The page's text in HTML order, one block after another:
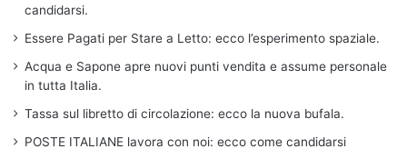
candidarsi.
Essere Pagati per Stare a Letto: ecco l’esperimento spaziale.
Acqua e Sapone apre nuovi punti vendita e assume personale
in tutta Italia.
Tassa sul libretto di circolazione: ecco la nuova bufala.
POSTE ITALIANE lavora con noi: ecco come candidarsi